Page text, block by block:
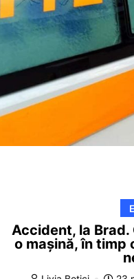
Accident, la
o mașină, în